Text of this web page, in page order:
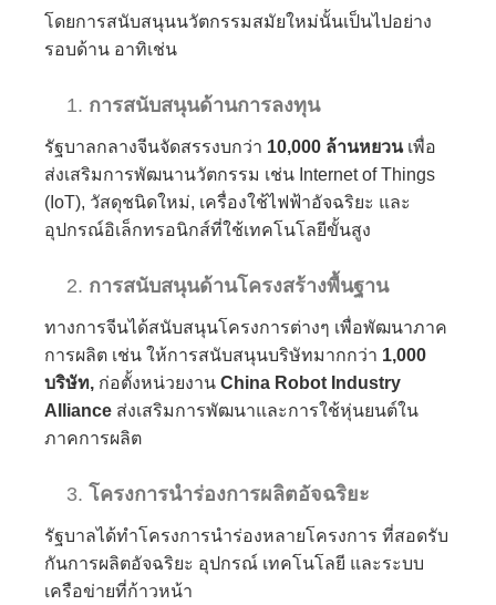
โดยการสนับสนุนนวัตกรรมสมัยใหม่นั้นเป็นไปอย่าง
รอบด้าน อาทิเช่น
การสนับสนุนด้านการลงทุน
รัฐบาลกลางจีนจัดสรรงบกว่า 10,000 ล้านหยวนเพื่อ
ส่งเสริมการพัฒนานวัตกรรม เช่น Internet of Things
(IoT), วัสดุชนิดใหม่, เครื่องใช้ไฟฟ้าอัจฉริยะ และ
อุปกรณ์อิเล็กทรอนิกส์ที่ใช้เทคโนโลยีขั้นสูง
การสนับสนุนด้านโครงสร้างพื้นฐาน
ทางการจีนได้สนับสนุนโครงการต่างๆ เพื่อพัฒนาภาค
การผลิต เช่น ให้การสนับสนุนบริษัทมากกว่า 1,000
บริษัท, ก่อตั้งหน่วยงาน China Robot Industry
Alliance ส่งเสริมการพัฒนาและการใช้หุ่นยนต์ใน
ภาคการผลิต
โครงการนำร่องการผลิตอัจฉริยะ
รัฐบาลได้ทำโครงการนำร่องหลายโครงการ ที่สอดรับ
กันการผลิตอัจฉริยะ อุปกรณ์ เทคโนโลยี และระบบ
เครือข่ายที่ก้าวหน้า